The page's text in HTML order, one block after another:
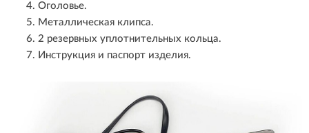
Оголовье.
Металлическая клипса.
2 резервных уплотнительных кольца.
Инструкция и паспорт изделия.